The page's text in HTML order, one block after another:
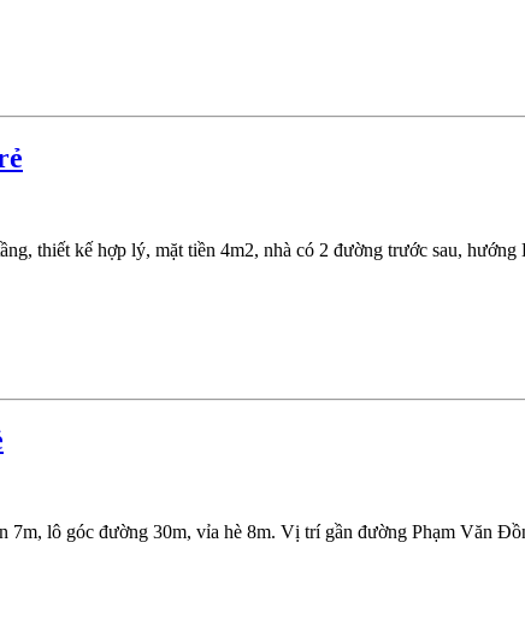
thiết kế hợp lý, mặt tiền 4m2, nhà có 2 đường trước sau,
lô góc đường 30m, vỉa hè 8m. Vị trí gần đường Phạm Văn